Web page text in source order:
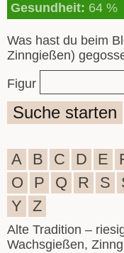
Gesundheit: 64 %
Was hast du beim
Zinngießen)
Figur
Suche starten
A B C D E
O
P Q R S
Y
Z
Alte Tradition –
Wachsgießen,